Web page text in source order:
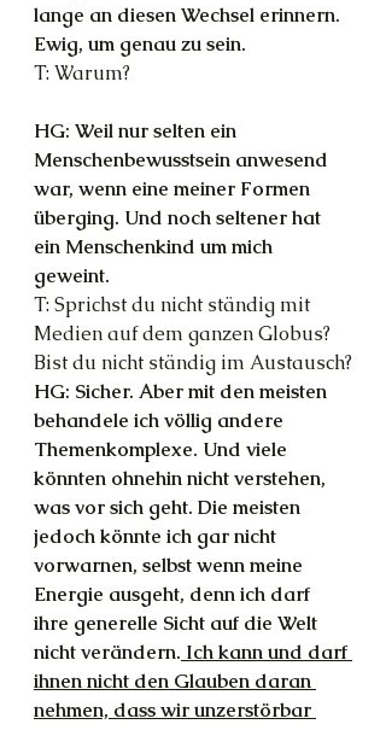
lange an diesen Wechsel erinnern.
Ewig, um genau zu sein.
T: Warum?
HG: Weil nur selten ein
Menschenbewusstsein anwesend
war, wenn eine meiner Formen
überging. Und noch seltener hat
ein Menschenkind um mich
geweint.
T: Sprichst du nicht ständig mit
Medien auf dem ganzen Globus?
Bist du nicht ständig im Austausch?
HG: Sicher. Aber mit den meisten
behandele ich völlig andere
Themenkomplexe. Und viele
könnten ohnehin nicht verstehen,
was vor sich geht. Die meisten
jedoch könnte ich gar nicht
vorwarnen, selbst wenn meine
Energie ausgeht, denn ich darf
ihre generelle Sicht auf die Welt
nicht verändern. Ich kann und darf
ihnen nicht den Glauben daran
nehmen, dass wir unzerstörbar